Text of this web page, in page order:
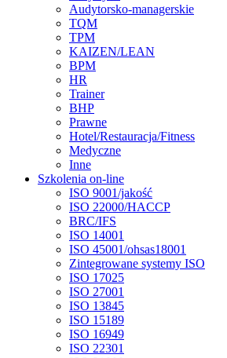
Audytorsko-managerskie
TQM
TPM
KAIZEN/LEAN
BPM
HR
Trainer
BHP
Prawne
Hotel/Restauracja/Fitness
Medyczne
Inne
Szkolenia on-line
ISO 9001/jakość
ISO 22000/HACCP
BRC/IFS
ISO 14001
ISO 45001/ohsas18001
Zintegrowane systemy ISO
ISO 17025
ISO 27001
ISO 13845
ISO 15189
ISO 16949
ISO 22301